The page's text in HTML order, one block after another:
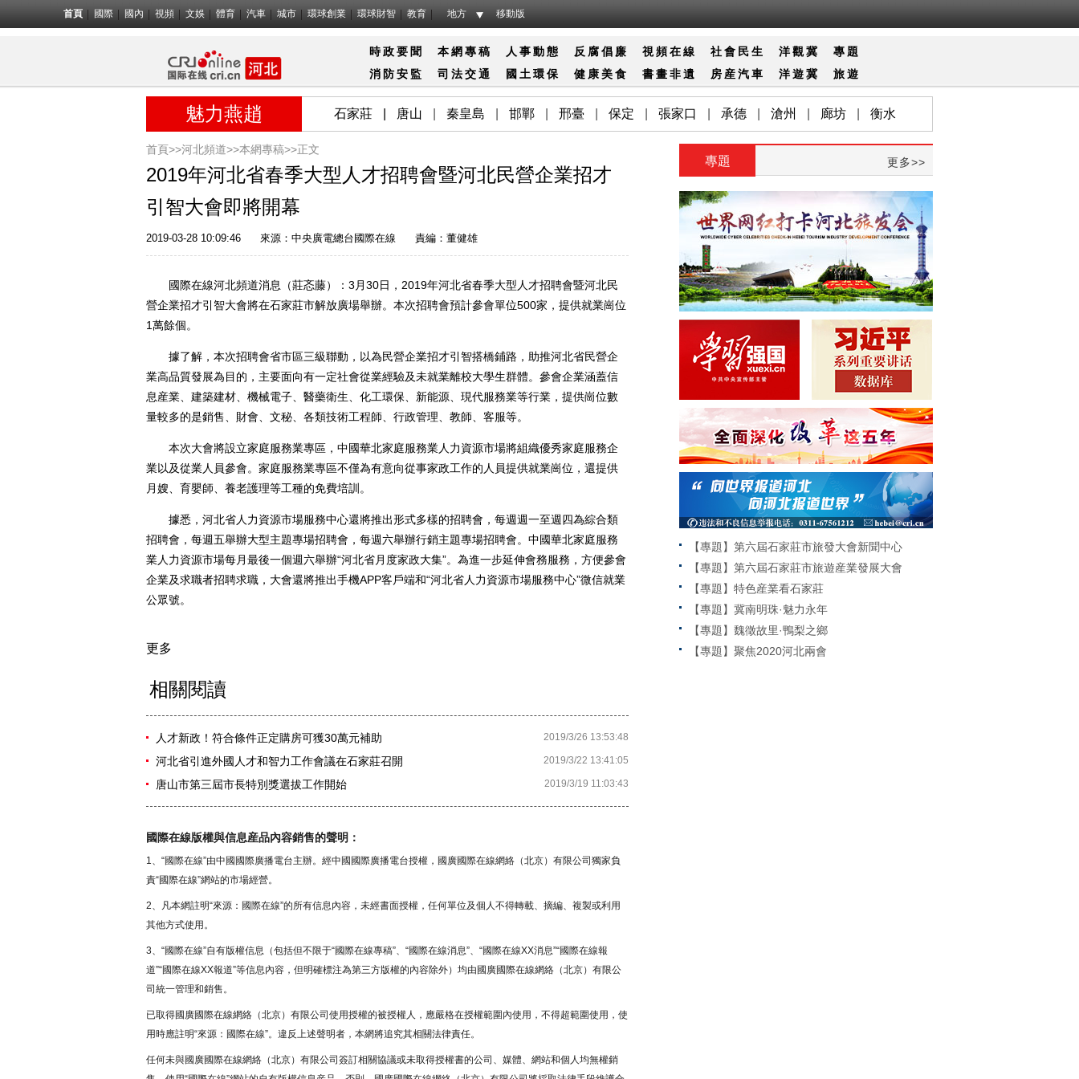
首頁 國際 國內 視頻 文娛 體育 汽車 城市 環球創業 環球財智 教育 地方 移動版
時政要聞 本網專稿 人事動態 反腐倡廉 視頻在線 社會 民生 洋觀冀
專題
消防安監 司法交通 國土 環保 健康美食 書畫非遺 房産汽車 洋遊冀 旅遊
魅力燕趙 石家莊 唐山 秦皇島 邯鄲 邢臺 保定 張家口 承德 滄州 廊坊 衡水
首頁>>河北頻道>>本網專稿>>正文
2019年河北省春季大型人才招聘會暨河北民營企業招才
引智大會即將開幕
2019-03-28 10:09:46 來源：中央廣電總台國際在線 責編：董健雄
國際在線河北頻道消息（莊忞藤）：3月30日，2019年河北省春季大型人才招聘會暨河北民
營企業招才引智大會將在石家莊市解放廣場舉辦。本次招聘會預計參會單位500家，提供就業崗位
1萬餘個。
據了解，本次招聘會省市區三級聯動，以為民營企業招才引智搭橋鋪路，助推河北省民營企
業高品質發展為目的，主要面向有一定社會從業經驗及未就業離校大學生群體。參會企業涵蓋信
息産業、建築建材、機械電子、醫藥衛生、化工環保、新能源、現代服務業等行業，提供崗位數
量較多的是銷售、財會、文秘、各類技術工程師、行政管理、教師、客服等。
本次大會將設立家庭服務業專區，中國華北家庭服務業人力資源市場將組織優秀家庭服務企
業以及從業人員參會。家庭服務業專區不僅為有意向從事家政工作的人員提供就業崗位，還提供
月嫂、育嬰師、養老護理等工種的免費培訓。
據悉，河北省人力資源市場服務中心還將推出形式多樣的招聘會，每週週一至週四為綜合類
招聘會，每週五舉辦大型主題專場招聘會，每週六舉辦行銷主題專場招聘會。中國華北家庭服務
業人力資源市場每月最後一個週六舉辦“河北省月度家政大集”。為進一步延伸會務服務，方便參會
企業及求職者招聘求職，大會還將推出手機APP客戶端和“河北省人力資源市場服務中心”微信就業
公眾號。
更多
相關閱讀
2019/3/26 13:53:48
人才新政！符合條件正定購房可獲30萬元補助
2019/3/22 13:41:05
河北省引進外國人才和智力工作會議在石家莊召開
2019/3/19 11:03:43
唐山市第三屆市長特別獎選拔工作開始
國際在線版權與信息産品內容銷售的聲明：
1、“國際在線”由中國國際廣播電台主辦。經中國國際廣播電台授權，國廣國際在線網絡（北京）有限公司獨家負
責“國際在線”網站的市場經營。
2、凡本網註明“來源：國際在線”的所有信息內容，未經書面授權，任何單位及個人不得轉載、摘編、複製或利用
其他方式使用。
3、“國際在線”自有版權信息（包括但不限于“國際在線專稿”、“國際在線消息”、“國際在線XX消息”“國際在線報
道”“國際在線XX報道”等信息內容，但明確標注為第三方版權的內容除外）均由國廣國際在線網絡（北京）有限公
司統一管理和銷售。
已取得國廣國際在線網絡（北京）有限公司使用授權的被授權人，應嚴格在授權範圍內使用，不得超範圍使用，使
用時應註明“來源：國際在線”。違反上述聲明者，本網將追究其相關法律責任。
任何未與國廣國際在線網絡（北京）有限公司簽訂相關協議或未取得授權書的公司、媒體、網站和個人均無權銷
專題 更多>>
【專題】第六屆石家莊市旅發大會新聞中心
【專題】第六屆石家莊市旅遊産業發展大會
【專題】特色産業看石家莊
【專題】冀南明珠·魅力永年
【專題】魏徵故里·鴨梨之鄉
【專題】聚焦2020河北兩會